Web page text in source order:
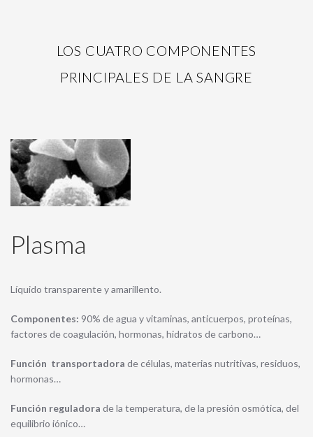
LOS CUATRO COMPONENTES
PRINCIPALES DE LA SANGRE
Plasma
Líquido transparente y amarillento.
Componentes: 90% de agua y vitaminas, anticuerpos, proteínas,
factores de coagulación, hormonas, hidratos de carbono…
Función transportadora de células, materias nutritivas, residuos,
hormonas…
Función reguladora de la temperatura, de la presión osmótica, del
equilibrio iónico…